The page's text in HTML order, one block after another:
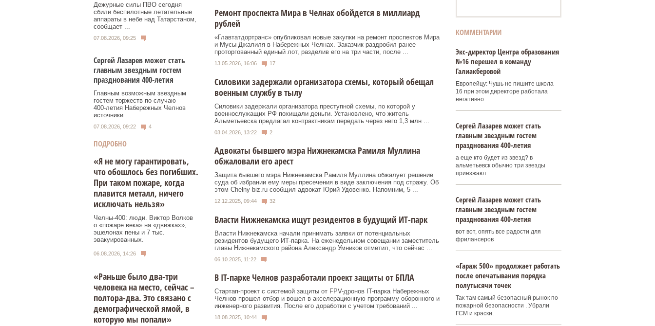
Дежурные силы ПВО сегодня
сбили беспилотные летательные
аппараты в небе над Татарстаном,
сообщает ...
07.08.2026, 09:25
Сергей Лазарев может стать
главным звездным гостем
празднования 400‑летия
Главным возможным звездным
гостем торжеств по случаю
400‑летия Набережных Челнов
источники ...
07.08.2026, 09:22 4
ПОДРОБНО
«Я не могу гарантировать,
что обошлось без погибших.
При таком пожаре, когда
плавится металл, ничего
исключать нельзя»
Челны-400: люди. Виктор Волков
о «пожаре века» на «движках»,
эшелонах пены и 7 тыс.
эвакуированных.
06.08.2026, 14:26
«Раньше было два-три
человека на место, сейчас –
полтора-два. Это связано с
демографической ямой, в
которую мы попали»
Ремонт проспекта Мира в Челнах обойдется в миллиард
рублей
«Главтатдортранс» опубликовал новые закупки на ремонт проспектов Мира
и Мусы Джалиля в Набережных Челнах. Заказчик раздробил ранее
проторгованный единый лот, разделив его на три части, после ...
13.05.2026, 16:06 17
Силовики задержали организатора схемы, который обещал
военным службу в тылу
Силовики задержали организатора преступной схемы, по которой у
военнослужащих РФ похищали деньги. Установлено, что житель
Альметьевска предлагал контрактникам передать через него 1,3 млн ...
03.04.2026, 13:22 2
Адвокаты бывшего мэра Нижнекамска Рамиля Муллина
обжаловали его арест
Защита бывшего мэра Нижнекамска Рамиля Муллина обжалует решение
суда об избрании ему меры пресечения в виде заключения под стражу. Об
этом Chelny-biz.ru сообщил адвокат Юрий Удовенко. Напомним, 5 ...
12.12.2025, 09:44 32
Власти Нижнекамска ищут резидентов в будущий ИТ-парк
Власти Нижнекамска начали принимать заявки от потенциальных
резидентов будущего ИТ-парка. На еженедельном совещании заместитель
главы Нижнекамского района Александр Умников отметил, что сейчас ...
06.10.2025, 11:22
В IT-парке Челнов разработали проект защиты от БПЛА
Стартап-проект с системой защиты от FPV-дронов IT-парка Набережных
Челнов прошел отбор и вошел в акселерационную программу оборонного и
инженерного развития. После его доработки с учетом требований ...
18.08.2025, 10:44
КОММЕНТАРИИ
Экс-директор Центра образования
№16 перешел в команду
Галиакберовой
Европейцу: Чушь не пишите школа
16 при этом директоре работала
негативно
Сергей Лазарев может стать
главным звездным гостем
празднования 400‑летия
а еще кто будет из звезд? в
альметьевск обычно три звезды
приезжают
Сергей Лазарев может стать
главным звездным гостем
празднования 400‑летия
вот вот, опять все радости для
фрилансеров
«Гараж 500» продолжает работать
после опечатывания порядка
полутысячи точек
Так там самый безопасный рынок по
пожарной безопасности . Убрали
ГСМ и краски.